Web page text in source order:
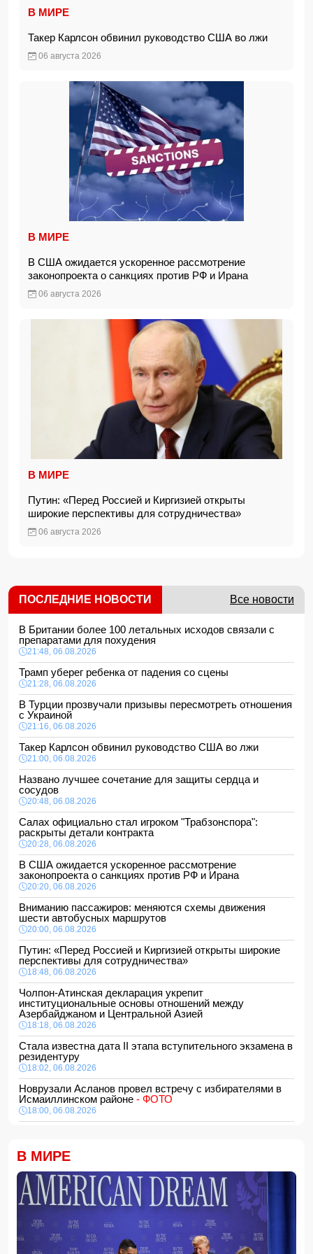
В МИРЕ
Такер Карлсон обвинил руководство США во лжи
06 августа 2026
В МИРЕ
В США ожидается ускоренное рассмотрение
законопроекта о санкциях против РФ и Ирана
06 августа 2026
В МИРЕ
Путин: «Перед Россией и Киргизией открыты
широкие перспективы для сотрудничества»
06 августа 2026
ПОСЛЕДНИЕ НОВОСТИ Все новости
В Британии более 100 летальных исходов связали с
препаратами для похудения
21:48, 06.08.2026
Трамп уберег ребенка от падения со сцены
21:28, 06.08.2026
В Турции прозвучали призывы пересмотреть отношения
с Украиной
21:16, 06.08.2026
Такер Карлсон обвинил руководство США во лжи
21:00, 06.08.2026
Названо лучшее сочетание для защиты сердца и
сосудов
20:48, 06.08.2026
Салах официально стал игроком "Трабзонспора":
раскрыты детали контракта
20:28, 06.08.2026
В США ожидается ускоренное рассмотрение
законопроекта о санкциях против РФ и Ирана
20:20, 06.08.2026
Вниманию пассажиров: меняются схемы движения
шести автобусных маршрутов
20:00, 06.08.2026
Путин: «Перед Россией и Киргизией открыты широкие
перспективы для сотрудничества»
18:48, 06.08.2026
Чолпон-Атинская декларация укрепит
институциональные основы отношений между
Азербайджаном и Центральной Азией
18:18, 06.08.2026
Стала известна дата II этапа вступительного экзамена в
резидентуру
18:02, 06.08.2026
Новрузали Асланов провел встречу с избирателями в
Исмаиллинском районе - ФОТО
18:00, 06.08.2026
16:48, 06.08.2026
Джейхун Байрамов и Андрей Сибига проводят встречу в
Киеве
16:28, 06.08.2026
Гави покрасил волосы в розовый цвет в честь победы
Испании на ЧМ-2026
16:16, 06.08.2026
В МИРЕ